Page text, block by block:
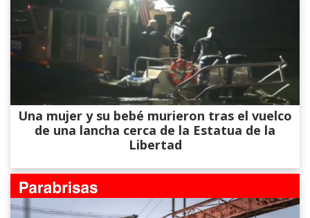
Una mujer y su bebé murieron tras el vuelco
de una lancha cerca de la Estatua de la
Libertad